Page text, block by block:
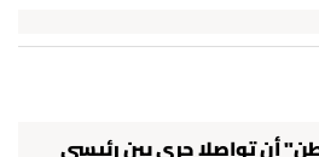
أن تواصلا جرى بين رئيسي